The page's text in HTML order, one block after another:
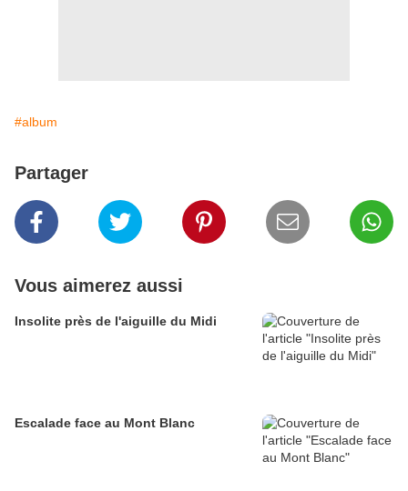
#album
Partager
Vous aimerez aussi
Insolite près de l'aiguille du Midi
Escalade face au Mont Blanc